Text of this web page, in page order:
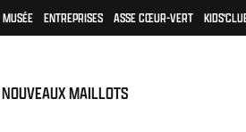
MUSÉE ENTREPRISES ASSE CŒUR-VERT
MAILLOTS